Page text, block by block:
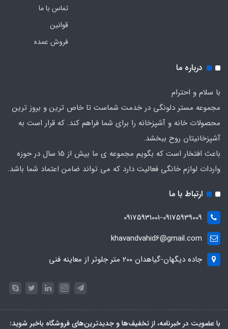
تماس با ما
قوانین
فروش عمده
درباره ما
با سلام و احترام
مجموعه مستر دلونگی در خدمت شماست تا خاص ترین و بروز ترین
محصولات خانه و آشپزخانه را برای شما فراهم کند. که قرار است به
آشپزخانیتان روح ببخشد.
باعث افتخار است که بگویم مجموعه ی ما بیش از 15 سال در حوزه
واردات لوازم خانگی فعالیت دارد که می تواند ضامن اعتماد شما باشد.
ارتباط با ما
09175931001-09175939009
khavandvahid6@gmail.com
جاده دیگهان-گیاهدان 200 متر جلوتر از معاینه فنی
با عضویت در خبرنامه، از تخفیف‌ها و جدیدترین‌های فروشگاه باخبر شوید: